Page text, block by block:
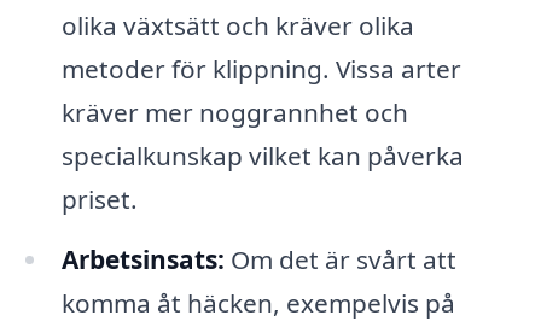
olika växtsätt och kräver olika
metoder för klippning. Vissa arter
kräver mer noggrannhet och
specialkunskap vilket kan påverka
priset.
Arbetsinsats: Om det är svårt att
komma åt häcken, exempelvis på